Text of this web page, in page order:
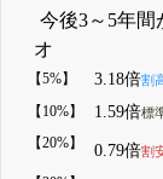
今後3～5年間
オ
【5%】 3.18倍割
【10%】 1.59倍標
【20%】 0.79倍割